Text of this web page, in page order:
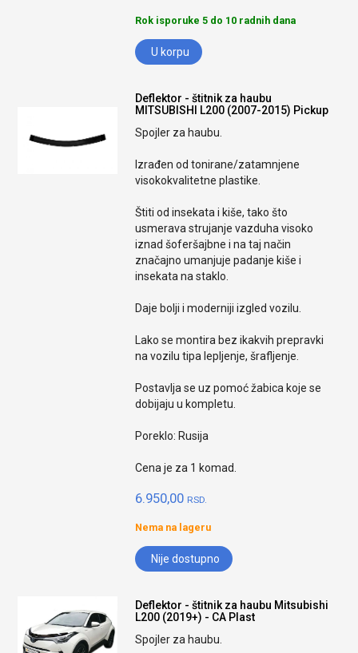
Rok isporuke 5 do 10 radnih dana
U korpu
Deflektor - štitnik za haubu
MITSUBISHI L200 (2007-2015) Pickup
Spojler za haubu.
Izrađen od tonirane/zatamnjene
visokokvalitetne plastike.
Štiti od insekata i kiše, tako što
usmerava strujanje vazduha visoko
iznad šoferšajbne i na taj način
značajno umanjuje padanje kiše i
insekata na staklo.
Daje bolji i moderniji izgled vozilu.
Lako se montira bez ikakvih prepravki
na vozilu tipa lepljenje, šrafljenje.
Postavlja se uz pomoć žabica koje se
dobijaju u kompletu.
Poreklo: Rusija
Cena je za 1 komad.
6.950,00 RSD.
Nema na lageru
Nije dostupno
Deflektor - štitnik za haubu Mitsubishi
L200 (2019+) - CA Plast
Spojler za haubu.